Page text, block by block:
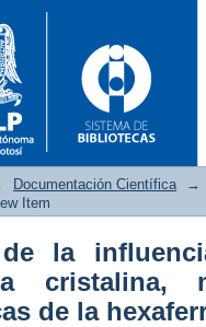
la
y
Documentación Científica →
Item
la
cristalina,
de la